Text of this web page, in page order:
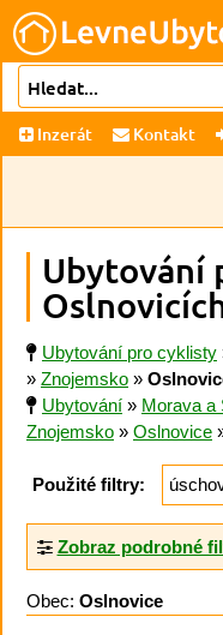
Inzerát Kontakt
Ubytování
Ubytování pro cyklisty
» Znojemsko »
Ubytování » Morava a
Znojemsko » Oslnovice
Použité filtry:
Zobraz podrobné
Obec: Oslnovice